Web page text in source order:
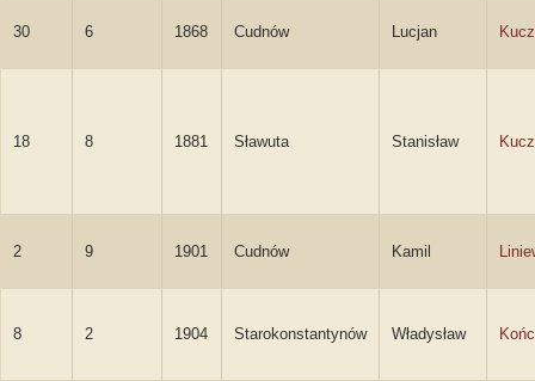
30 6 1868 Cudnów Lucjan
18 8 1881 Sławuta Stanisław
2 9 1901 Cudnów Kamil
8 2 1904 Starokonstantynów Władysław